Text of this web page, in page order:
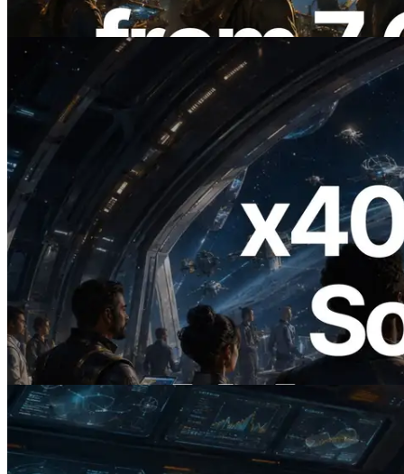
2026.07.04
ERPC lance un RPC Solana compatible
x402 — L'ère où les agents IA paient à la
demande les API dont ils ont besoin
Lire cet article